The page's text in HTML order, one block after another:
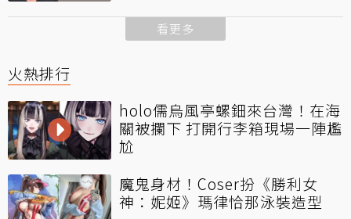
看更多
火熱排行
holo儒烏風亭螺鈿來台灣！在海
關被攔下 打開行李箱現場一陣尷
尬
魔鬼身材！Coser扮《勝利女
神：妮姬》瑪律恰那泳裝造型